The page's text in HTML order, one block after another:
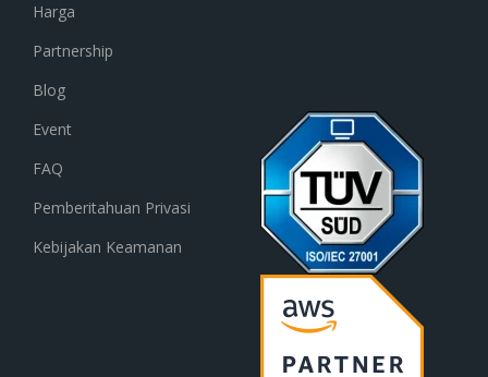
Harga
Partnership
Blog
Event
FAQ
Pemberitahuan Privasi
Kebijakan Keamanan